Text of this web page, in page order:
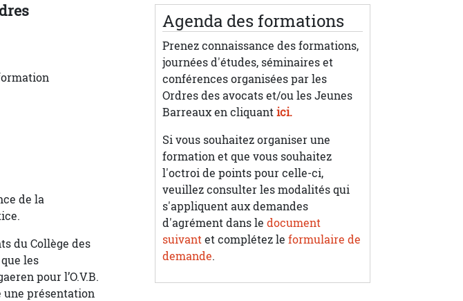
de la
du Collège des
les
pour l’O.V.B.
une présentation
Agenda des formations
Prenez connaissance des formations,
journées d'études, séminaires et
conférences organisées par les
Ordres des avocats et/ou les Jeunes
Barreaux en cliquantici.
Si vous souhaitez organiser une
formation et que vous souhaitez
l'octroi de points pour celle-ci,
veuillez consulter les modalités qui
s'appliquent aux demandes
d'agrément dans ledocument
suivantet complétez leformulaire de
demande.